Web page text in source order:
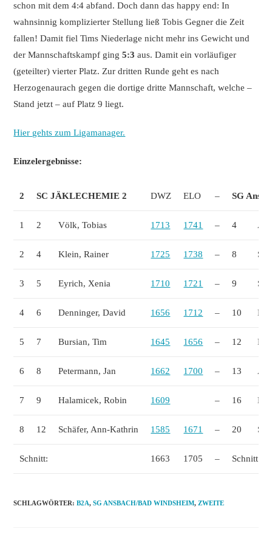
schon mit dem 4:4 abfand. Doch dann das happy end: In
wahnsinnig komplizierter Stellung ließ Tobis Gegner die Zeit
fallen! Damit fiel Tims Niederlage nicht mehr ins Gewicht und
der Mannschaftskampf ging5:3 aus. Damit ein vorläufiger
(geteilter) vierter Platz. Zur dritten Runde geht es nach
Herzogenaurach gegen die dortige dritte Mannschaft, welche –
Stand jetzt – auf Platz 9 liegt.
Hier gehts zum Ligamanager.
Einzelergebnisse:
2 SC JÄKLECHEMIE 2 DWZ ELO – SG
1 2 Völk, Tobias 1713 1741 – 4
2 4 Klein, Rainer 1725 1738 – 8
3 5 Eyrich, Xenia 1710 1721 – 9
4 6 Denninger, David 1656 1712 – 10
5 7 Bursian, Tim 1645 1656 – 12
6 8 Petermann, Jan 1662 1700 – 13
7 9 Halamicek, Robin 1609 – 16
8 12 Schäfer, Ann-Kathrin 1585 1671 – 20
Schnitt: 1663 1705 – Schnitt:
SCHLAGWÖRTER:B2A, SG ANSBACH/BAD WINDSHEIM, ZWEITE